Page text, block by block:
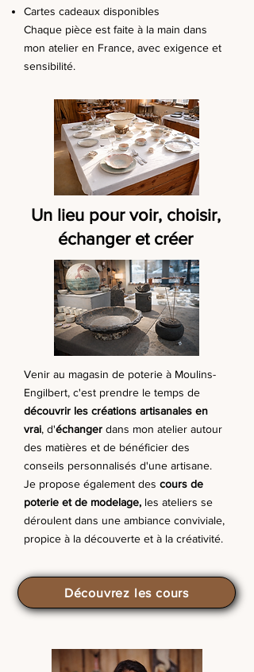
Cartes cadeaux disponibles
Chaque pièce est faite à la main dans
mon atelier en France, avec exigence et
sensibilité.
Un lieu pour voir, choisir,
échanger et créer
Venir au magasin de poterie à Moulins-
Engilbert, c'est prendre le temps de
découvrir les créations artisanales en
vrai, d'échanger dans mon atelier autour
des matières et de bénéficier des
conseils personnalisés d'une artisane.
Je propose également des cours de
poterie et de modelage, les ateliers se
déroulent dans une ambiance conviviale,
propice à la découverte et à la créativité.
Découvrez les cours